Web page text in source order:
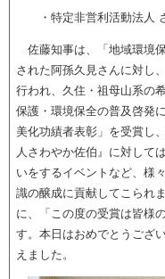
・特定非営利活動法人 さ
佐藤知事は、「地域環境
された阿孫久見さんに対し
行われ、久住・祖母山系の
保護・環境保全の普及啓発
美化功績者表彰」を受賞し
人さわやか佐伯』に対して
いをするイベントなど、様
識の醸成に貢献してこられ
に、「この度の受賞は皆様
す。本日はおめでとうござ
えました。